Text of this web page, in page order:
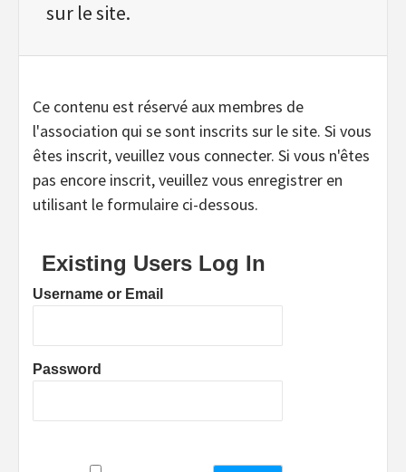
sur le site.
Ce contenu est réservé aux membres de
l'association qui se sont inscrits sur le site. Si vous
êtes inscrit, veuillez vous connecter. Si vous n'êtes
pas encore inscrit, veuillez vous enregistrer en
utilisant le formulaire ci-dessous.
Existing Users Log In
Username or Email
Password